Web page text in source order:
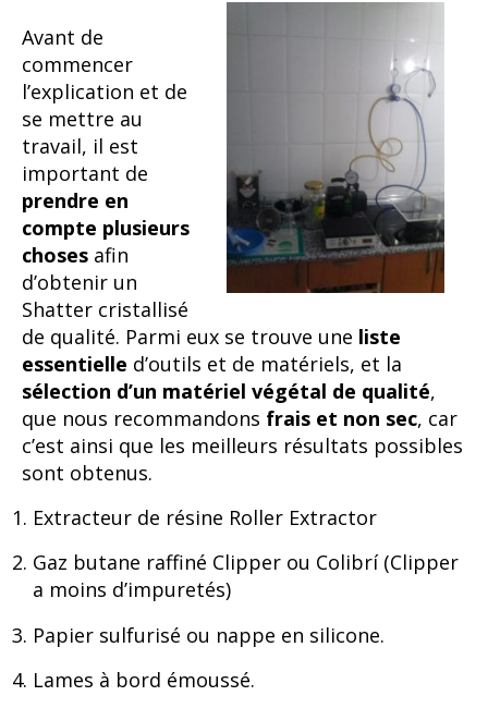
Avant de
commencer
l’explication et de
se mettre au
travail, il est
important de
prendre en
compte plusieurs
choses afin
d’obtenir un
Shatter cristallisé
de qualité. Parmi eux se trouve une liste
essentielle d’outils et de matériels, et la
sélection d’un matériel végétal de qualité,
que nous recommandons frais et non sec, car
c’est ainsi que les meilleurs résultats possibles
sont obtenus.
Extracteur de résine Roller Extractor
Gaz butane raffiné Clipper ou Colibrí (Clipper
a moins d’impuretés)
Papier sulfurisé ou nappe en silicone.
Lames à bord émoussé.